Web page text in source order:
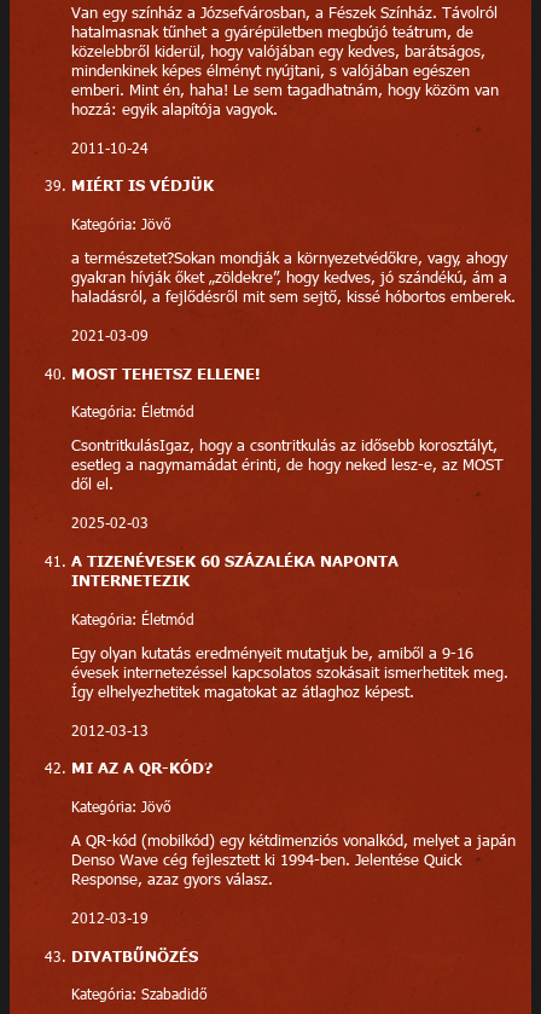
Van egy színház a Józsefvárosban, a Fészek Színház. Távolról
hatalmasnak tűnhet a gyárépületben megbújó teátrum, de
közelebbről kiderül, hogy valójában egy kedves, barátságos,
mindenkinek képes élményt nyújtani, s valójában egészen
emberi. Mint én, haha! Le sem tagadhatnám, hogy közöm van
hozzá: egyik alapítója vagyok.
2011-10-24
MIÉRT IS VÉDJÜK
Kategória: Jövő
a természetet?Sokan mondják a környezetvédőkre, vagy, ahogy
gyakran hívják őket „zöldekre”, hogy kedves, jó szándékú, ám a
haladásról, a fejlődésről mit sem sejtő, kissé hóbortos emberek.
2021-03-09
MOST TEHETSZ ELLENE!
Kategória: Életmód
CsontritkulásIgaz, hogy a csontritkulás az idősebb korosztályt,
esetleg a nagymamádat érinti, de hogy neked lesz-e, az MOST
dől el.
2025-02-03
A TIZENÉVESEK 60 SZÁZALÉKA NAPONTA
INTERNETEZIK
Kategória: Életmód
Egy olyan kutatás eredményeit mutatjuk be, amiből a 9-16
évesek internetezéssel kapcsolatos szokásait ismerhetitek meg.
Így elhelyezhetitek magatokat az átlaghoz képest.
2012-03-13
MI AZ A QR-KÓD?
Kategória: Jövő
A QR-kód (mobilkód) egy kétdimenziós vonalkód, melyet a japán
Denso Wave cég fejlesztett ki 1994-ben. Jelentése Quick
Response, azaz gyors válasz.
2012-03-19
DIVATBŰNÖZÉS
Kategória: Szabadidő